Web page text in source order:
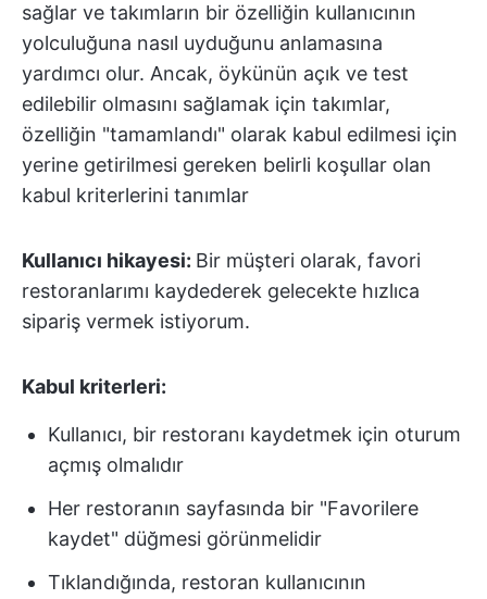
sağlar ve takımların bir özelliğin kullanıcının
yolculuğuna nasıl uyduğunu anlamasına
yardımcı olur. Ancak, öykünün açık ve test
edilebilir olmasını sağlamak için takımlar,
özelliğin "tamamlandı" olarak kabul edilmesi için
yerine getirilmesi gereken belirli koşullar olan
kabul kriterlerini tanımlar
Kullanıcı hikayesi: Bir müşteri olarak, favori
restoranlarımı kaydederek gelecekte hızlıca
sipariş vermek istiyorum.
Kabul kriterleri:
Kullanıcı, bir restoranı kaydetmek için oturum
açmış olmalıdır
Her restoranın sayfasında bir "Favorilere
kaydet" düğmesi görünmelidir
Tıklandığında, restoran kullanıcının